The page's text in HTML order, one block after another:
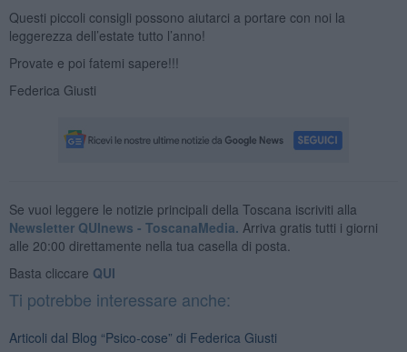
Questi piccoli consigli possono aiutarci a portare con noi la
leggerezza dell’estate tutto l’anno!
Provate e poi fatemi sapere!!!
Federica Giusti
Se vuoi leggere le notizie principali della Toscana iscriviti alla
Newsletter QUInews - ToscanaMedia. Arriva gratis tutti i giorni
alle 20:00 direttamente nella tua casella di posta.
Basta cliccare QUI
Ti potrebbe interessare anche:
Articoli dal Blog “Psico-cose” di Federica Giusti